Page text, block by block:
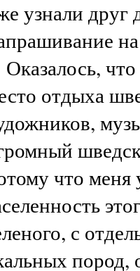
узнали друг
Оказалось,
отдыха
что меня
с
пород,